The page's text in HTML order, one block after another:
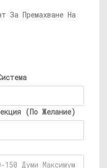
За Премахване На
(По Желание)